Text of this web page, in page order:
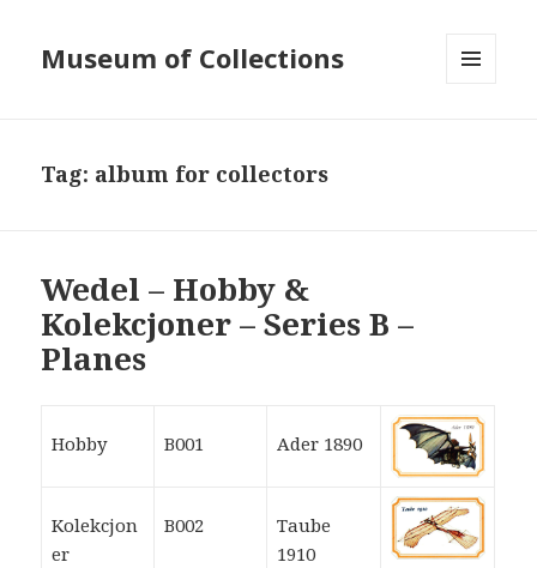
Museum of Collections
Tag: album for collectors
Wedel – Hobby &
Kolekcjoner – Series B –
Planes
Hobby B001 Ader 1890
Kolekcjon
er
B002
Taube
1910